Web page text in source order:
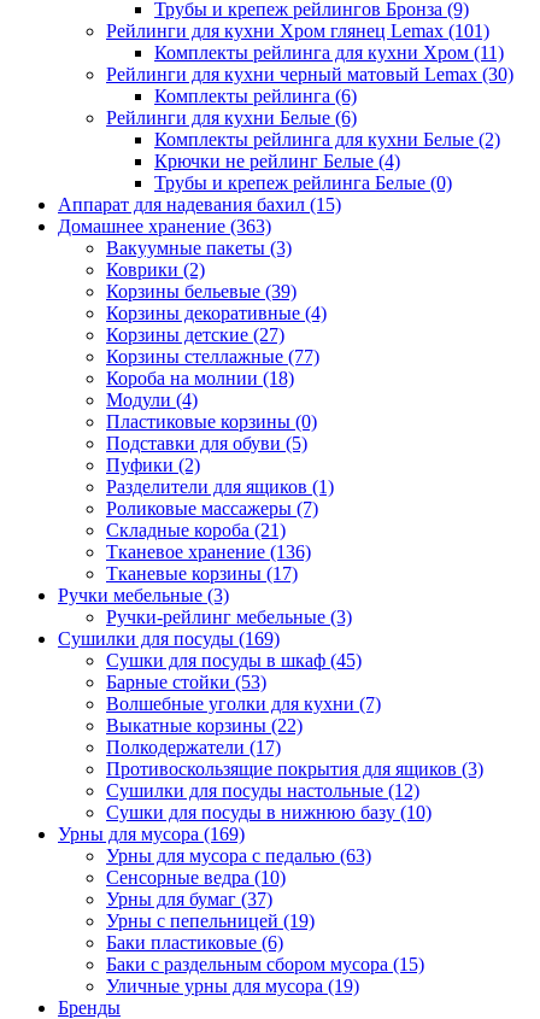
Трубы и крепеж рейлингов Бронза (9)
Рейлинги для кухни Хром глянец Lemax (101)
Комплекты рейлинга для кухни Хром (11)
Рейлинги для кухни черный матовый Lemax (30)
Комплекты рейлинга (6)
Рейлинги для кухни Белые (6)
Комплекты рейлинга для кухни Белые (2)
Крючки не рейлинг Белые (4)
Трубы и крепеж рейлинга Белые (0)
Аппарат для надевания бахил (15)
Домашнее хранение (363)
Вакуумные пакеты (3)
Коврики (2)
Корзины бельевые (39)
Корзины декоративные (4)
Корзины детские (27)
Корзины стеллажные (77)
Короба на молнии (18)
Модули (4)
Пластиковые корзины (0)
Подставки для обуви (5)
Пуфики (2)
Разделители для ящиков (1)
Роликовые массажеры (7)
Складные короба (21)
Тканевое хранение (136)
Тканевые корзины (17)
Ручки мебельные (3)
Ручки-рейлинг мебельные (3)
Сушилки для посуды (169)
Сушки для посуды в шкаф (45)
Барные стойки (53)
Волшебные уголки для кухни (7)
Выкатные корзины (22)
Полкодержатели (17)
Противоскользящие покрытия для ящиков (3)
Сушилки для посуды настольные (12)
Сушки для посуды в нижнюю базу (10)
Урны для мусора (169)
Урны для мусора с педалью (63)
Сенсорные ведра (10)
Урны для бумаг (37)
Урны с пепельницей (19)
Баки пластиковые (6)
Баки с раздельным сбором мусора (15)
Уличные урны для мусора (19)
Бренды